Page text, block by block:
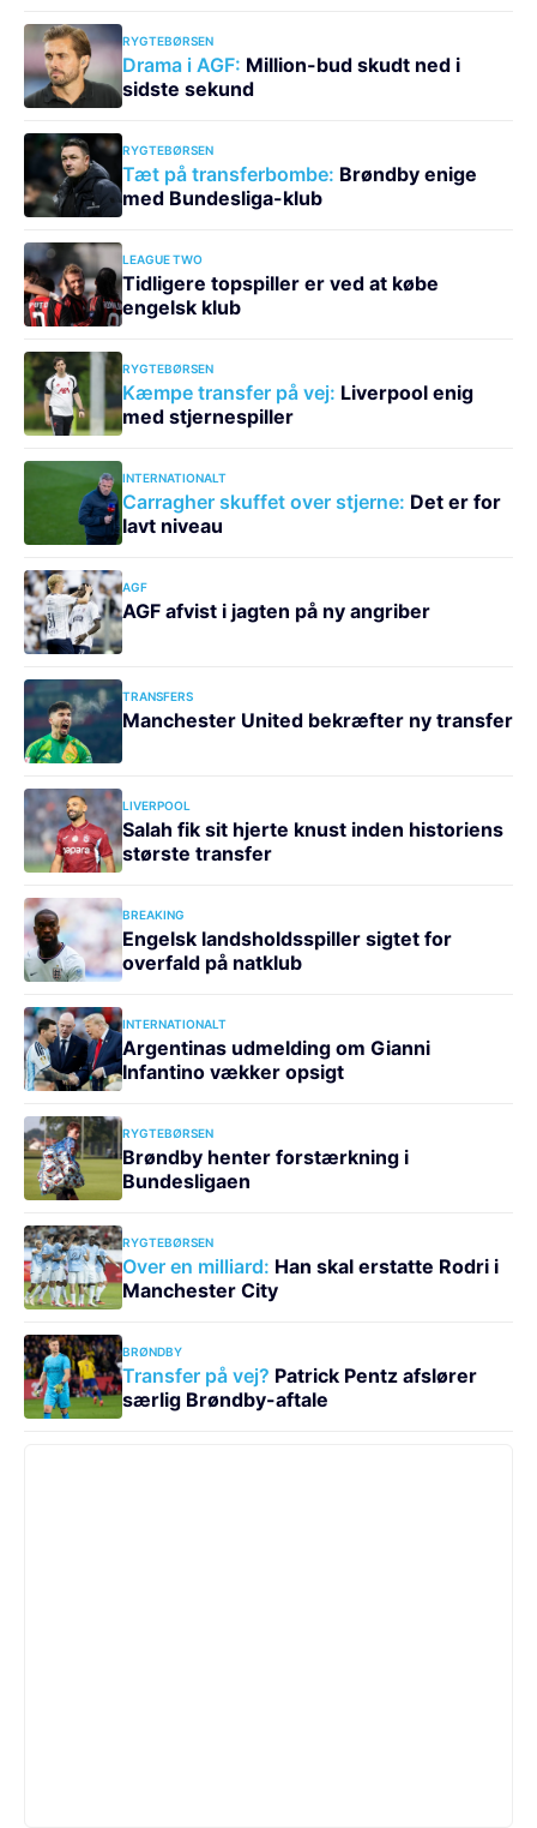
RYGTEBØRSEN
Drama i AGF: Million-bud skudt ned i
sidste sekund
RYGTEBØRSEN
Tæt på transferbombe: Brøndby enige
med Bundesliga-klub
LEAGUE TWO
Tidligere topspiller er ved at købe
engelsk klub
RYGTEBØRSEN
Kæmpe transfer på vej: Liverpool enig
med stjernespiller
INTERNATIONALT
Carragher skuffet over stjerne: Det er for
lavt niveau
AGF
AGF afvist i jagten på ny angriber
TRANSFERS
Manchester United bekræfter ny transfer
LIVERPOOL
Salah fik sit hjerte knust inden historiens
største transfer
BREAKING
Engelsk landsholdsspiller sigtet for
overfald på natklub
INTERNATIONALT
Argentinas udmelding om Gianni
Infantino vækker opsigt
RYGTEBØRSEN
Brøndby henter forstærkning i
Bundesligaen
RYGTEBØRSEN
Over en milliard: Han skal erstatte Rodri i
Manchester City
BRØNDBY
Transfer på vej? Patrick Pentz afslører
særlig Brøndby-aftale